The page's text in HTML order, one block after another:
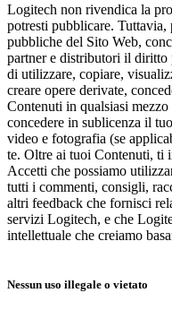
Logitech non rivendica la
potresti pubblicare.
pubbliche del Sito Web,
partner e distributori il diritto
di utilizzare, copiare,
creare opere derivate,
Contenuti in qualsiasi
concedere in sublicenza il
video e fotografia (se
te. Oltre ai tuoi Contenuti, ti
Accetti che possiamo
tutti i commenti, consigli,
altri feedback che fornisci
servizi Logitech, e che
intellettuale che creiamo
Nessun uso illegale o vietato